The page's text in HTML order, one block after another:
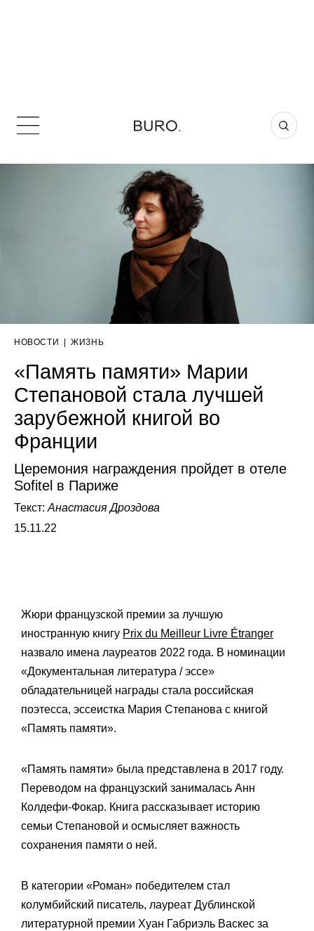
НОВОСТИ ЖИЗНЬ
«Память памяти» Марии
Степановой стала лучшей
зарубежной книгой во
Франции
Церемония награждения пройдет в отеле
Sofitel в Париже
Текст:Анастасия Дроздова
15.11.22
Жюри французской премии за лучшую
иностранную книгу Prix du Meilleur Livre Étranger
назвало имена лауреатов 2022 года. В номинации
«Документальная литература / эссе»
обладательницей награды стала российская
поэтесса, эссеистка Мария Степанова с книгой
«Память памяти».
«Память памяти» была представлена в 2017 году.
Переводом на французский занималась Анн
Колдефи-Фокар. Книга рассказывает историю
семьи Степановой и осмысляет важность
сохранения памяти о ней.
В категории «Роман» победителем стал
колумбийский писатель, лауреат Дублинской
литературной премии Хуан Габриэль Васкес за